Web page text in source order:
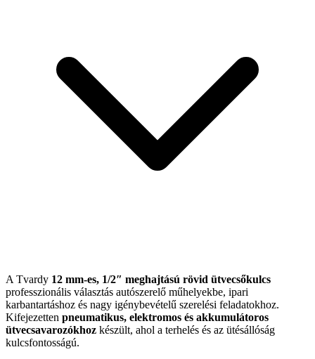
A Tvardy 12 mm-es, 1/2″ meghajtású rövid ütvecsőkulcs
professzionális választás autószerelő műhelyekbe, ipari
karbantartáshoz és nagy igénybevételű szerelési feladatokhoz.
Kifejezetten pneumatikus, elektromos és akkumulátoros
ütvecsavarozókhoz készült, ahol a terhelés és az ütésállóság
kulcsfontosságú.